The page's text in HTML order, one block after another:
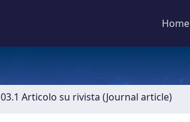
Home
03.1 Articolo su rivista (Journal article)